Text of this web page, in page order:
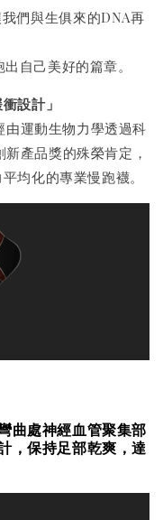
們與生俱來的DNA再
自己美好的篇章。
設計」
運動生物力學透過科
產品獎的殊榮肯定，
均化的專業慢跑襪。
曲處神經血管聚集部
，保持足部乾爽，達